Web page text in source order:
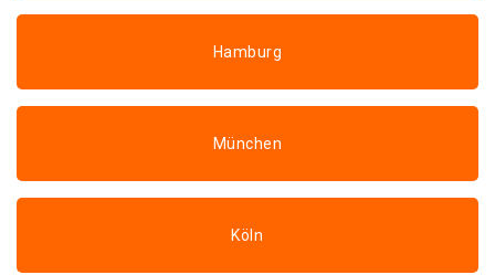
Hamburg
München
Köln